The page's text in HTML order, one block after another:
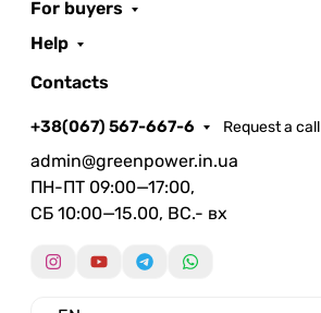
For buyers
Help
Contacts
+38(067) 567-667-6 Request a call
admin@greenpower.in.ua
ПН-ПТ 09:00—17:00,
СБ 10:00—15.00, ВС.- вх